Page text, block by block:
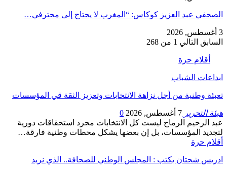
الصحفي عبد العزيز كوكاس: “المغرب لا يحتاج إلى محترفي…
3 أغسطس, 2026
السابق التالي 1 من 268
أقلام حرة
ابداعات الشباب
تعبئة وطنية من أجل نزاهة الانتخابات وتعزيز الثقة قي المؤسسات
هيئة التحرير 7 أغسطس, 2026
0
عبد الرحيم الرماح ليست كل الانتخابات مجرد استحقاقات دورية
لتجديد المؤسسات، بل إن بعضها يشكل محطات وطنية فارقة…
أقلام حرة
ادريس شحتان يكتب : المجلس الوطني للصحافة.. الذي نريد